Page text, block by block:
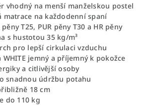
vhodný na menší manželskou postel
matrace na každodenní spaní
T25, PUR pěny T30 a HR pěny
s hustotou 35 kg/m³
pro lepší cirkulaci vzduchu
jemný a příjemný k pokožce
a citlivější osoby
snadnou údržbu potahu
18 cm
do 110 kg